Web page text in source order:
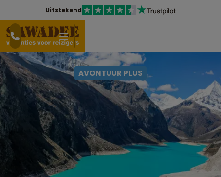
Uitstekend
AVONTUUR PLUS